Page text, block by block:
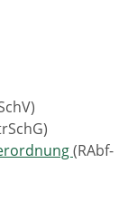
(RAbf-